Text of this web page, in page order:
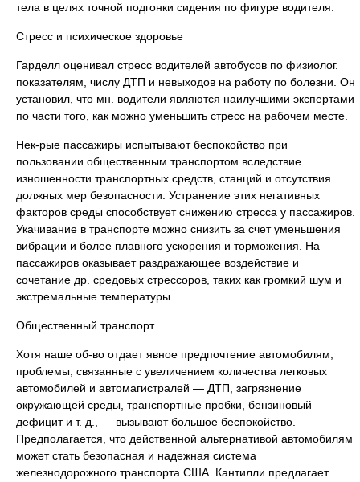
тела в целях точной подгонки сидения по фигуре водителя.
Стресс и психическое здоровье
Гарделл оценивал стресс водителей автобусов по физиолог.
показателям, числу ДТП и невыходов на работу по болезни. Он
установил, что мн. водители являются наилучшими экспертами
по части того, как можно уменьшить стресс на рабочем месте.
Нек-рые пассажиры испытывают беспокойство при
пользовании общественным транспортом вследствие
изношенности транспортных средств, станций и отсутствия
должных мер безопасности. Устранение этих негативных
факторов среды способствует снижению стресса у пассажиров.
Укачивание в транспорте можно снизить за счет уменьшения
вибрации и более плавного ускорения и торможения. На
пассажиров оказывает раздражающее воздействие и
сочетание др. средовых стрессоров, таких как громкий шум и
экстремальные температуры.
Общественный транспорт
Хотя наше об-во отдает явное предпочтение автомобилям,
проблемы, связанные с увеличением количества легковых
автомобилей и автомагистралей — ДТП, загрязнение
окружающей среды, транспортные пробки, бензиновый
дефицит и т. д., — вызывают большое беспокойство.
Предполагается, что действенной альтернативой автомобилям
может стать безопасная и надежная система
железнодорожного транспорта США. Кантилли предлагает